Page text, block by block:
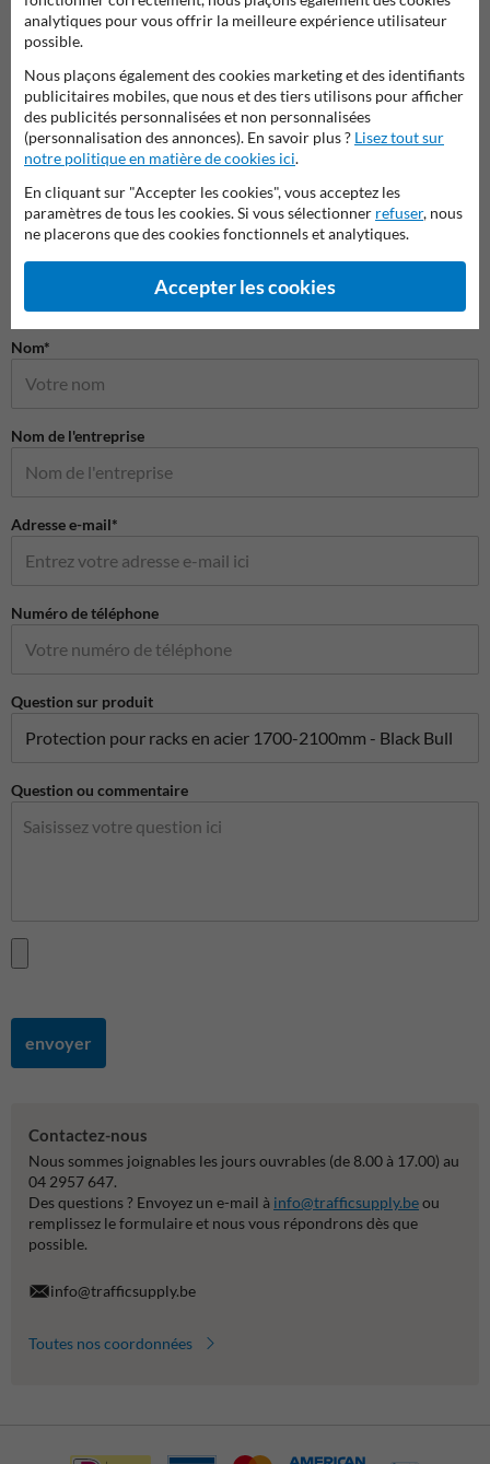
Protection des racks et des
colonnes
Protections d'angle et
supports de protection
Produits de sécurité
Poser votre question à Panneausecurite.be
Nom*
Nom de l'entreprise
Adresse e-mail*
Numéro de téléphone
Question sur produit
Question ou commentaire
envoyer
Contactez-nous
Nous sommes joignables les jours ouvrables (de 8.00 à 17.00) au
04 2957 647.
Des questions ? Envoyez un e-mail à info@trafficsupply.beou
remplissez le formulaire et nous vous répondrons dès que
possible.
info@trafficsupply.be
Toutes nos coordonnées
analytiques pour vous offrir la meilleure expérience utilisateur
possible.
Nous plaçons également des cookies marketing et des identifiants
publicitaires mobiles, que nous et des tiers utilisons pour afficher
des publicités personnalisées et non personnalisées
(personnalisation des annonces). En savoir plus ? Lisez tout sur
notre politique en matière de cookies ici.
En cliquant sur "Accepter les cookies", vous acceptez les
paramètres de tous les cookies. Si vous sélectionner refuser, nous
ne placerons que des cookies fonctionnels et analytiques.
Accepter les cookies